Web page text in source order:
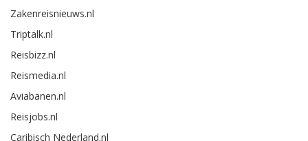
Zakenreisnieuws.nl
Triptalk.nl
Reisbizz.nl
Reismedia.nl
Aviabanen.nl
Reisjobs.nl
Caribisch Nederland.nl